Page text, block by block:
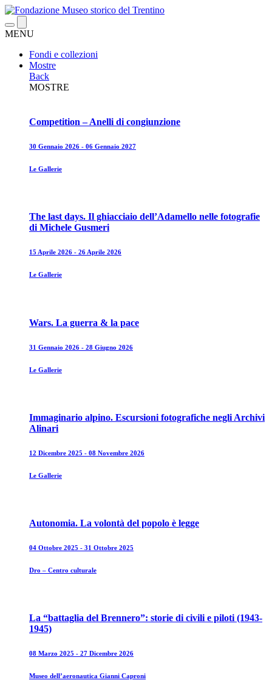
MENU
Fondi e collezioni
Mostre
Back
MOSTRE
Competition – Anelli di congiunzione
30 Gennaio 2026 - 06 Gennaio 2027
Le Gallerie
The last days. Il ghiacciaio dell’Adamello nelle fotografie
di Michele Gusmeri
15 Aprile 2026 - 26 Aprile 2026
Le Gallerie
Wars. La guerra & la pace
31 Gennaio 2026 - 28 Giugno 2026
Le Gallerie
Immaginario alpino. Escursioni fotografiche negli Archivi
Alinari
12 Dicembre 2025 - 08 Novembre 2026
Le Gallerie
Autonomia. La volontà del popolo è legge
04 Ottobre 2025 - 31 Ottobre 2025
Dro – Centro culturale
La “battaglia del Brennero”: storie di civili e piloti (1943-
1945)
08 Marzo 2025 - 27 Dicembre 2026
Museo dell’aeronautica Gianni Caproni